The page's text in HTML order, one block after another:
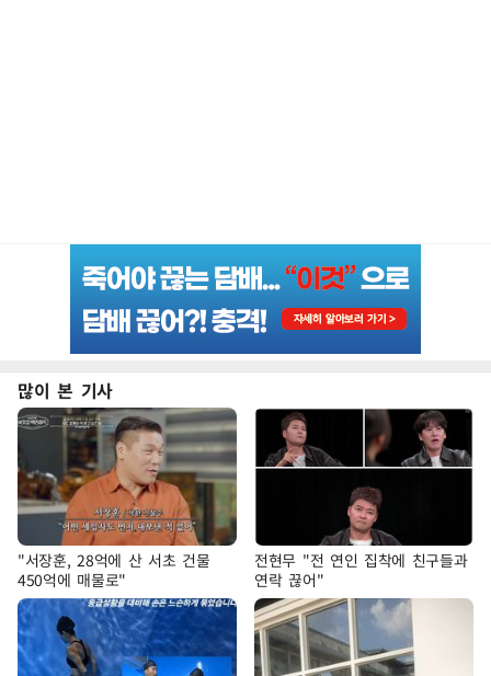
많이 본 기사
"서장훈, 28억에 산 서초 건물
450억에 매물로"
전현무 "전 연인 집착에 친구들과
연락 끊어"